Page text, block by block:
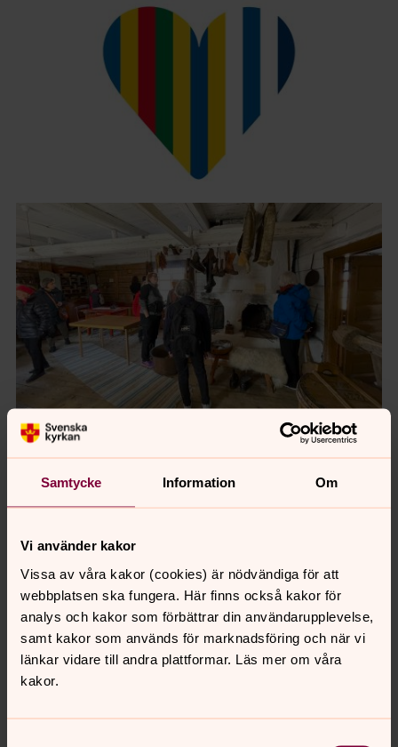
Samtycke Information Om
Vi använder kakor
Vissa av våra kakor (cookies) är nödvändiga för att
webbplatsen ska fungera. Här finns också kakor för
analys och kakor som förbättrar din användarupplevelse,
samt kakor som används för marknadsföring och när vi
länkar vidare till andra plattformar. Läs mer om våra
kakor.
Foto: Anna Kuoksu